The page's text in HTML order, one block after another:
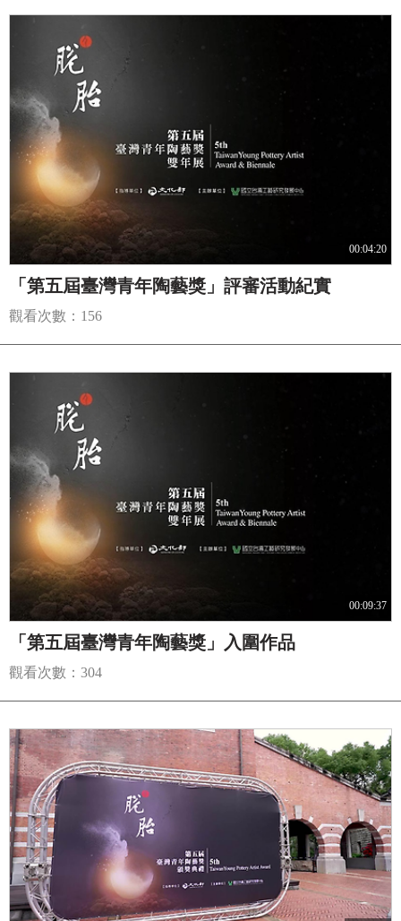
00:04:20
「第五屆臺灣青年陶藝獎」評審活動紀實
觀看次數：156
00:09:37
「第五屆臺灣青年陶藝獎」入圍作品
觀看次數：304